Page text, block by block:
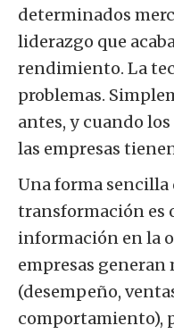
determinados
liderazgo que
rendimiento. La
problemas.
antes, y cuando
las empresas
Una forma sencilla
transformación es
información en la
empresas generan
(desempeño,
comportamiento),